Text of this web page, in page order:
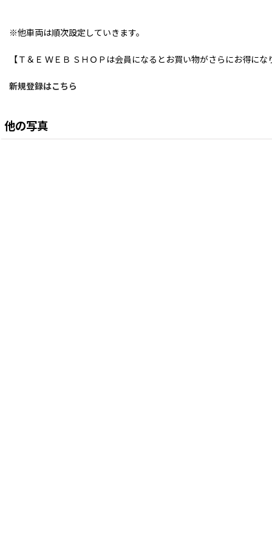
※他車両は順次設定していきます。
【Ｔ＆Ｅ ＷＥＢ ＳＨＯＰは会員になるとお買い物がさらにお得にな
新規登録はこちら
他の写真